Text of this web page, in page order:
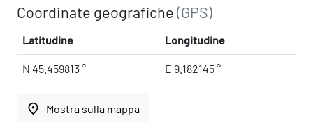
Coordinate geografiche(GPS)
Latitudine Longitudine
N 45.459813 ° E 9.182145 °
place Mostra sulla mappa